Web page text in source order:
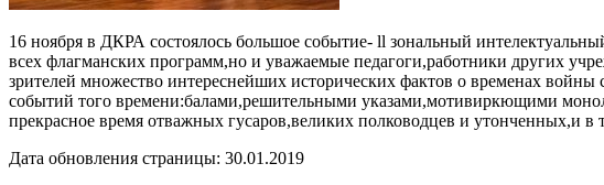
16 ноября в ДКРА состоялось большое событие- ll зональный
всех флагманских программ,но и уважаемые педагоги,работники других
зрителей множество интереснейших исторических фактов о временах
событий того времени:балами,решительными указами,мотивиркющими
прекрасное время отважных гусаров,великих полководцев и утонченных,и
Дата обновления страницы: 30.01.2019